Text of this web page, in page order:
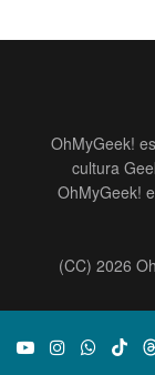
OhMyGeek!
cultura
OhMyGeek!
(CC) 2026